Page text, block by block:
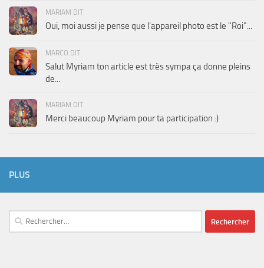
MARIAM DIT
Oui, moi aussi je pense que l'appareil photo est le "Roi"...
MARCO DIT
Salut Myriam ton article est très sympa ça donne pleins
de...
MARIAM DIT
Merci beaucoup Myriam pour ta participation :)
PLUS
Rechercher :